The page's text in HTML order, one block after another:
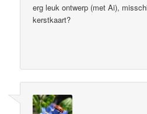
erg leuk ontwerp (met Ai),
kerstkaart?